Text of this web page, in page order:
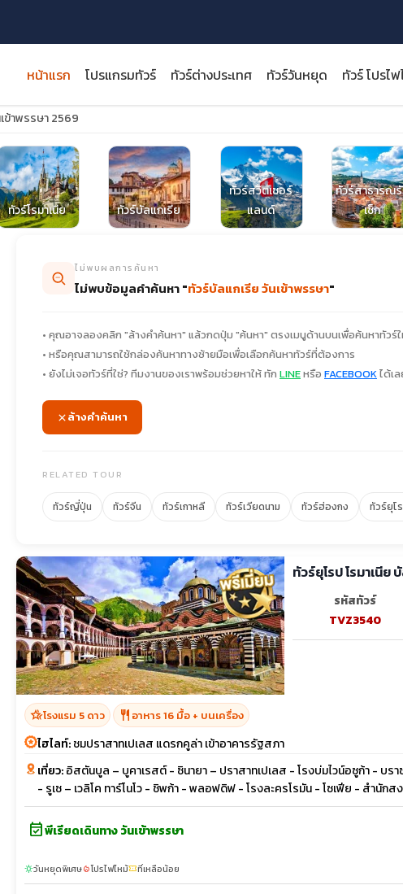
หน้าแรก โปรแกรมทัวร์ ทัวร์ต่างประเทศ ทัวร์วันหยุด ทัวร์ โปรไ
close
ข้าพรรษา 2569
ทัวร์โรมาเนีย ทัวร์บัลแกเรีย
ทัวร์สวิตเซอร์
แลนด์
ทัวร์สาธารณ
เช็ก
ไม่พบผลการค้นหา
ไม่พบข้อมูลคำค้นหา "ทัวร์บัลแกเรีย วันเข้าพรรษา"
• คุณอาจลองคลิก "ล้างคำค้นหา" แล้วกดปุ่ม "ค้นหา" ตรงเมนูด้านบนเพื่อค้นหาทัวร์
• หรือคุณสามารถใช้กล่องค้นหาทางซ้ายมือเพื่อเลือกค้นหาทัวร์ที่ต้องการ
• ยังไม่เจอทัวร์ที่ใช่? ทีมงานของเราพร้อมช่วยหาให้ ทัก LINEหรือ FACEBOOKได้เ
ล้างคำค้นหา
RELATED TOUR
ทัวร์ญี่ปุ่น ทัวร์จีน ทัวร์เกาหลี ทัวร์เวียดนาม ทัวร์ฮ่องกง ทัวร์ยุโ
รหัสทัวร์
TVZ3540
hotel_classโรงแรม 5 ดาว restaurant อาหาร 16 มื้อ + บนเครื่อง
ไฮไลท์:ชมปราสาทเปเลส แดรกคูล่า เข้าอาคารรัฐสภา
เที่ยว:อิสตันบูล – บูคาเรสต์ - ซินายา – ปราสาทเปเลส - โรงบ่มไวน์อซูก้า - บ
- รูเซ – เวลิโค ทาร์โนโว - ชิพก้า - พลอฟดิฟ - โรงละครโรมัน - โซเฟีย - สำนักส
event_availableพีเรียดเดินทาง วันเข้าพรรษา
sunnyวันหยุดพิเศษlocal_fire_departmentโปรไฟไหม้confirmation_numberที่เหลือน้อย